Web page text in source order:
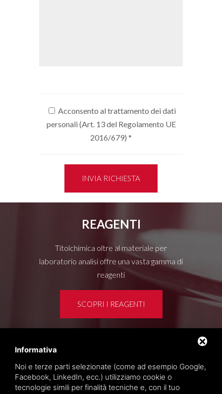
Acconsento al trattamento dei dati
personali (Art. 13 del Regolamento UE
2016/679) *
INVIA RICHIESTA
REAGENTI
Titolchimica oltre al materiale per
laboratorio analisi offre una vasta gamma di
reagenti
SCOPRI I REAGENTI
Informativa
Noi e terze parti selezionate (come ad esempio Google,
Facebook, LinkedIn, ecc.) utilizziamo cookie o
tecnologie simili per finalità tecniche e, con il tuo
Area clienti
Privacy policy
Sitemap